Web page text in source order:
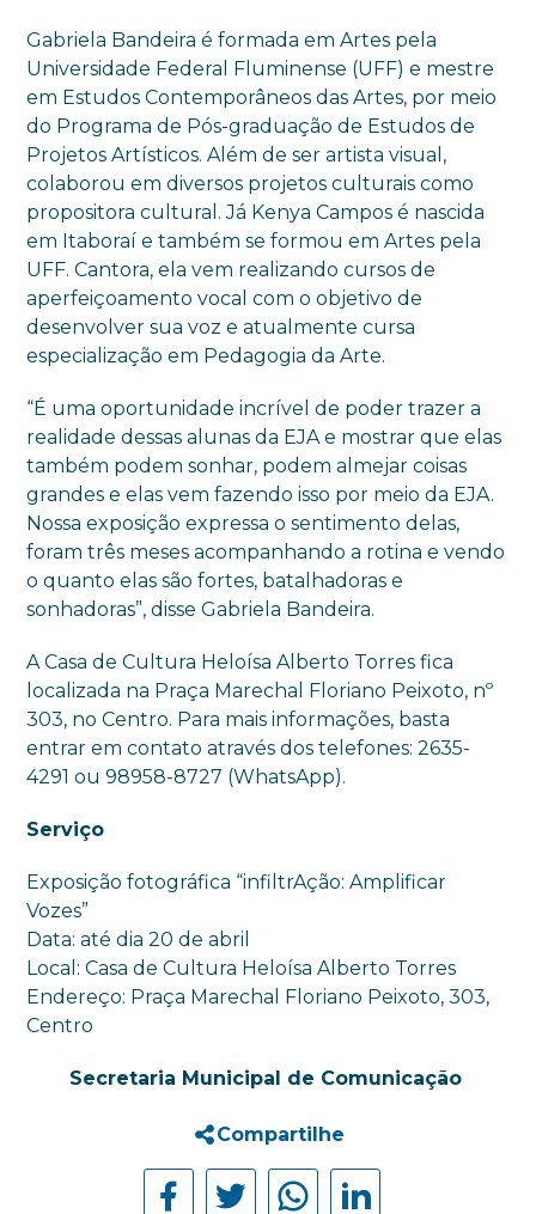
Gabriela Bandeira é formada em Artes pela
Universidade Federal Fluminense (UFF) e mestre
em Estudos Contemporâneos das Artes, por meio
do Programa de Pós-graduação de Estudos de
Projetos Artísticos. Além de ser artista visual,
colaborou em diversos projetos culturais como
propositora cultural. Já Kenya Campos é nascida
em Itaboraí e também se formou em Artes pela
UFF. Cantora, ela vem realizando cursos de
aperfeiçoamento vocal com o objetivo de
desenvolver sua voz e atualmente cursa
especialização em Pedagogia da Arte.
“É uma oportunidade incrível de poder trazer a
realidade dessas alunas da EJA e mostrar que elas
também podem sonhar, podem almejar coisas
grandes e elas vem fazendo isso por meio da EJA.
Nossa exposição expressa o sentimento delas,
foram três meses acompanhando a rotina e vendo
o quanto elas são fortes, batalhadoras e
sonhadoras”, disse Gabriela Bandeira.
A Casa de Cultura Heloísa Alberto Torres fica
localizada na Praça Marechal Floriano Peixoto, nº
303, no Centro. Para mais informações, basta
entrar em contato através dos telefones: 2635-
4291 ou 98958-8727 (WhatsApp).
Serviço
Exposição fotográfica “infiltrAção: Amplificar
Vozes”
Data: até dia 20 de abril
Local: Casa de Cultura Heloísa Alberto Torres
Endereço: Praça Marechal Floriano Peixoto, 303,
Centro
Secretaria Municipal de Comunicação
Compartilhe